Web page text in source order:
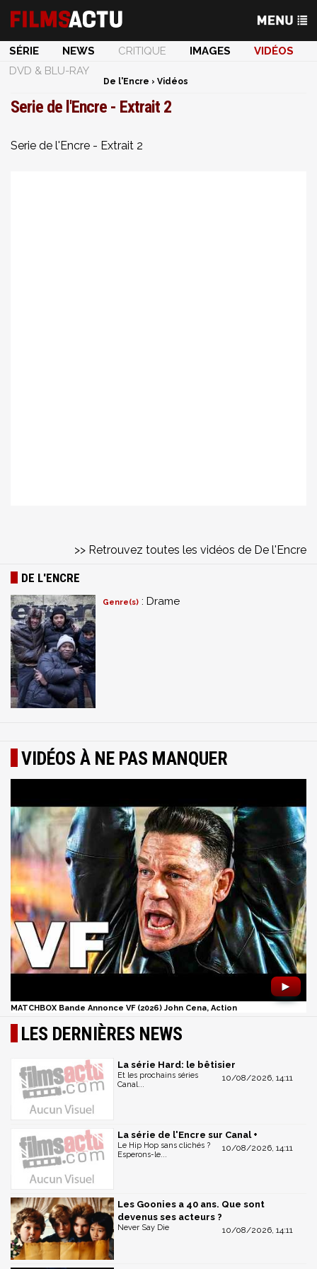
SÉRIE NEWS CRITIQUE IMAGES
VIDÉOS
DVD & BLU-RAY
De l'Encre › Vidéos
Serie de l'Encre - Extrait 2
Serie de l'Encre - Extrait 2
>> Retrouvez toutes les vidéos de De l'Encre
DE L'ENCRE
Genre(s) : Drame
VIDÉOS À NE PAS MANQUER
►
MATCHBOX Bande Annonce VF (2026) John Cena, Action
LES DERNIÈRES NEWS
La série Hard: le bêtisier
10/08/2026, 14:11
Et les prochains séries
Canal...
La série de l'Encre sur Canal +
10/08/2026, 14:11
Le Hip Hop sans clichés ?
Esperons-le...
Les Goonies a 40 ans. Que sont
devenus ses acteurs ?
10/08/2026, 14:11
Never Say Die